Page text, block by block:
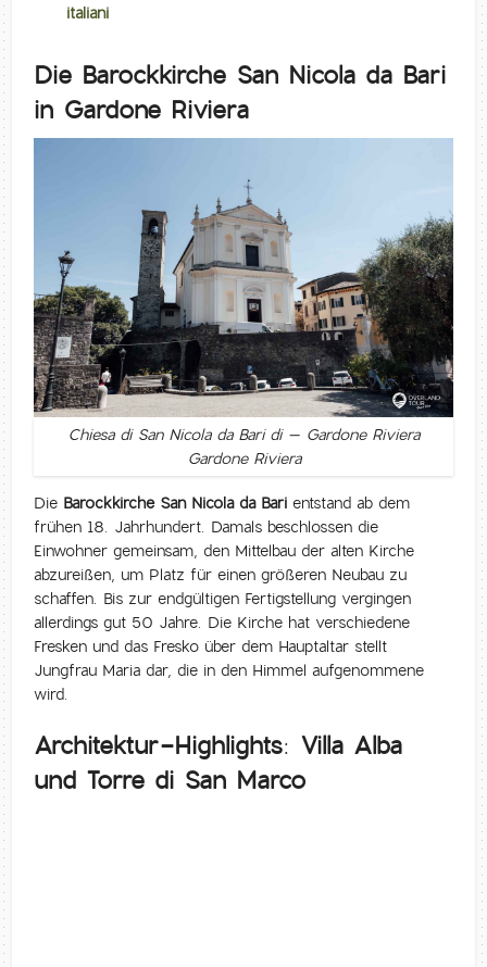
italiani
Die Barockkirche San Nicola da Bari
in Gardone Riviera
Chiesa di San Nicola da Bari di – Gardone Riviera
Gardone Riviera
Die Barockkirche San Nicola da Bari entstand ab dem
frühen 18. Jahrhundert. Damals beschlossen die
Einwohner gemeinsam, den Mittelbau der alten Kirche
abzureißen, um Platz für einen größeren Neubau zu
schaffen. Bis zur endgültigen Fertigstellung vergingen
allerdings gut 50 Jahre. Die Kirche hat verschiedene
Fresken und das Fresko über dem Hauptaltar stellt
Jungfrau Maria dar, die in den Himmel aufgenommene
wird.
Architektur-Highlights: Villa Alba
und Torre di San Marco